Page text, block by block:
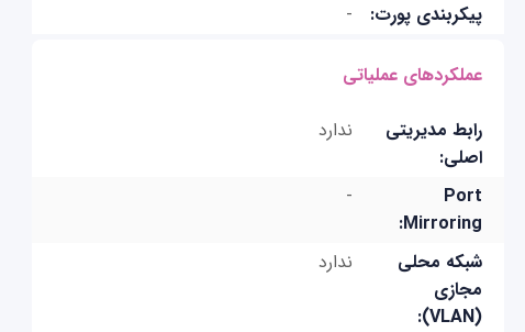
پیکربندی پورت: -
عملکردهای عملیاتی
رابط مدیریتی
اصلی:
ندارد
Port
Mirroring:
-
شبکه محلی
مجازی
(VLAN):
ندارد